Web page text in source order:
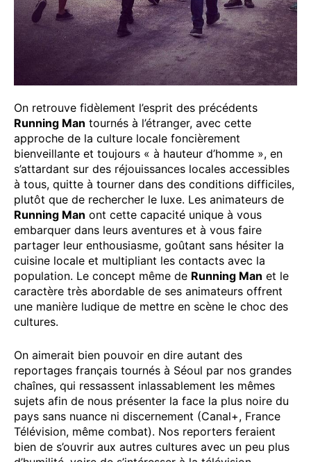
On retrouve fidèlement l’esprit des précédents
Running Man tournés à l’étranger, avec cette
approche de la culture locale foncièrement
bienveillante et toujours « à hauteur d’homme », en
s’attardant sur des réjouissances locales accessibles
à tous, quitte à tourner dans des conditions difficiles,
plutôt que de rechercher le luxe. Les animateurs de
Running Man ont cette capacité unique à vous
embarquer dans leurs aventures et à vous faire
partager leur enthousiasme, goûtant sans hésiter la
cuisine locale et multipliant les contacts avec la
population. Le concept même de Running Man et le
caractère très abordable de ses animateurs offrent
une manière ludique de mettre en scène le choc des
cultures.
On aimerait bien pouvoir en dire autant des
reportages français tournés à Séoul par nos grandes
chaînes, qui ressassent inlassablement les mêmes
sujets afin de nous présenter la face la plus noire du
pays sans nuance ni discernement (Canal+, France
Télévision, même combat). Nos reporters feraient
bien de s’ouvrir aux autres cultures avec un peu plus